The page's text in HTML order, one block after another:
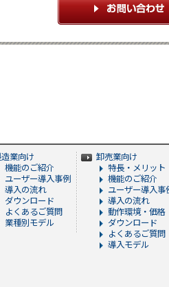
業向け
機能のご紹介
ユーザー導入事例
導入の流れ
ダウンロード
よくあるご質問
業種別モデル
卸売業向け
特長・メリット
機能のご紹介
ユーザー導入事
導入の流れ
動作環境・価格
ダウンロード
よくあるご質問
導入モデル